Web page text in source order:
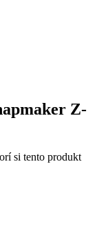
Z-
si tento produkt